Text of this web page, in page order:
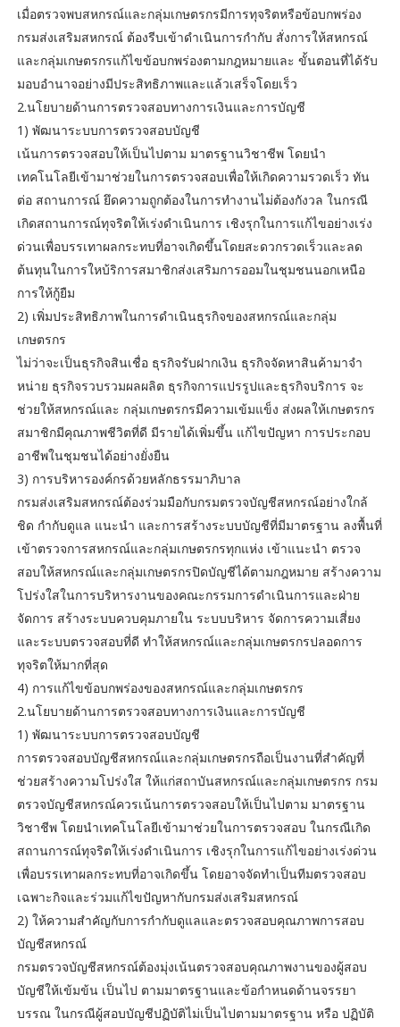
เมื่อตรวจพบสหกรณ์และกลุ่มเกษตรกรมีการทุจริตหรือข้อบกพร่อง
กรมส่งเสริมสหกรณ์ ต้องรีบเข้าดําเนินการกํากับ สั่งการให้สหกรณ์
และกลุ่มเกษตรกรแก้ไขข้อบกพร่องตามกฎหมายและ ขั้นตอนที่ได้รับ
มอบอํานาจอย่างมีประสิทธิภาพและแล้วเสร็จโดยเร็ว
2.นโยบายด้านการตรวจสอบทางการเงินและการบัญชี
1) พัฒนาระบบการตรวจสอบบัญชี
เน้นการตรวจสอบให้เป็นไปตาม มาตรฐานวิชาชีพ โดยนํา
เทคโนโลยีเข้ามาช่วยในการตรวจสอบเพื่อให้เกิดความรวดเร็ว ทัน
ต่อ สถานการณ์ ยึดความถูกต้องในการทํางานไม่ต้องกังวล ในกรณี
เกิดสถานการณ์ทุจริตให้เร่งดําเนินการ เชิงรุกในการแก้ไขอย่างเร่ง
ด่วนเพื่อบรรเทาผลกระทบที่อาจเกิดขึ้นโดยสะดวกรวดเร็วและลด
ต้นทุนในการใหบ้ริการสมาชิกส่งเสริมการออมในชุมชนนอกเหนือ
การให้กู้ยืม
2) เพิ่มประสิทธิภาพในการดําเนินธุรกิจของสหกรณ์และกลุ่ม
เกษตรกร
ไม่ว่าจะเป็นธุรกิจสินเชื่อ ธุรกิจรับฝากเงิน ธุรกิจจัดหาสินค้ามาจํา
หน่าย ธุรกิจรวบรวมผลผลิต ธุรกิจการแปรรูปและธุรกิจบริการ จะ
ช่วยให้สหกรณ์และ กลุ่มเกษตรกรมีความเข้มแข็ง ส่งผลให้เกษตรกร
สมาชิกมีคุณภาพชีวิตที่ดี มีรายได้เพิ่มขึ้น แก้ไขปัญหา การประกอบ
อาชีพในชุมชนได้อย่างยั่งยืน
3) การบริหารองค์กรด้วยหลักธรรมาภิบาล
กรมส่งเสริมสหกรณ์ต้องร่วมมือกับกรมตรวจบัญชีสหกรณ์อย่างใกล้
ชิด กํากับดูแล แนะนํา และการสร้างระบบบัญชีที่มีมาตรฐาน ลงพื้นที่
เข้าตรวจการสหกรณ์และกลุ่มเกษตรกรทุกแห่ง เข้าแนะนํา ตรวจ
สอบให้สหกรณ์และกลุ่มเกษตรกรปิดบัญชีได้ตามกฎหมาย สร้างความ
โปร่งใสในการบริหารงานของคณะกรรมการดําเนินการและฝ่าย
จัดการ สร้างระบบควบคุมภายใน ระบบบริหาร จัดการความเสี่ยง
และระบบตรวจสอบที่ดี ทําให้สหกรณ์และกลุ่มเกษตรกรปลอดการ
ทุจริตให้มากที่สุด
4) การแก้ไขข้อบกพร่องของสหกรณ์และกลุ่มเกษตรกร
2.นโยบายด้านการตรวจสอบทางการเงินและการบัญชี
1) พัฒนาระบบการตรวจสอบบัญชี
การตรวจสอบบัญชีสหกรณ์และกลุ่มเกษตรกรถือเป็นงานที่สําคัญที่
ช่วยสร้างความโปร่งใส ให้แก่สถาบันสหกรณ์และกลุ่มเกษตรกร กรม
ตรวจบัญชีสหกรณ์ควรเน้นการตรวจสอบให้เป็นไปตาม มาตรฐาน
วิชาชีพ โดยนําเทคโนโลยีเข้ามาช่วยในการตรวจสอบ ในกรณีเกิด
สถานการณ์ทุจริตให้เร่งดําเนินการ เชิงรุกในการแก้ไขอย่างเร่งด่วน
เพื่อบรรเทาผลกระทบที่อาจเกิดขึ้น โดยอาจจัดทําเป็นทีมตรวจสอบ
เฉพาะกิจและร่วมแก้ไขปัญหากับกรมส่งเสริมสหกรณ์
2) ให้ความสําคัญกับการกํากับดูแลและตรวจสอบคุณภาพการสอบ
บัญชีสหกรณ์
กรมตรวจบัญชีสหกรณ์ต้องมุ่งเน้นตรวจสอบคุณภาพงานของผู้สอบ
บัญชีให้เข้มข้น เป็นไป ตามมาตรฐานและข้อกําหนดด้านจรรยา
บรรณ ในกรณีผู้สอบบัญชีปฏิบัติไม่เป็นไปตามมาตรฐาน หรือ ปฏิบัติ